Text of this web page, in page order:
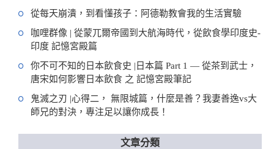
從每天崩潰，到看懂孩子：阿德勒教會我的生活實驗
咖哩群像 | 從蒙兀爾帝國到大航海時代，從飲食學印度史-
印度 記憶宮殿篇
你不可不知的日本飲食史 |日本篇 Part 1 — 從茶到武士，
唐宋如何影響日本飲食 之 記憶宮殿筆記
鬼滅之刃 |心得二， 無限城篇，什麼是善？我妻善逸vs大
師兄的對決，專注足以讓你成長！
文章分類